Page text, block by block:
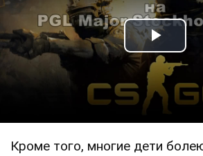
Play
Кроме того, многие дети